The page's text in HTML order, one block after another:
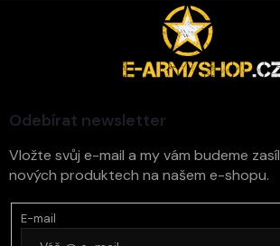
Odebírat newsletter
Vložte svůj e-mail a my vám budeme
nových produktech na našem e-shopu.
E-mail